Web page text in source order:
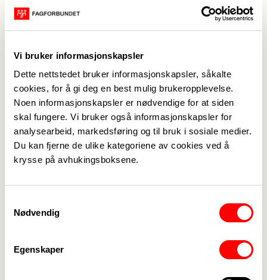
Vi bruker informasjonskapsler
Dette nettstedet bruker informasjonskapsler, såkalte
cookies, for å gi deg en best mulig brukeropplevelse.
Noen informasjonskapsler er nødvendige for at siden
skal fungere. Vi bruker også informasjonskapsler for
analysearbeid, markedsføring og til bruk i sosiale medier.
Du kan fjerne de ulike kategoriene av cookies ved å
krysse på avhukingsboksene.
Nødvendig
Egenskaper
Akuttundervisning
tilbyr helsefaglige kurs som
retter seg mot helsepersonell og studenter og
lærlinger innen helsefag. De er et fagmiljø
utvikler og holder digitale kurs i akuttmedisin og
andre viktige fagområder som palliasjon og
psykiatri, skreddersydd for klinisk hverdag.Med
en formidling som kombinerer faglig presisjon
med en engasjerende og lettbeint stil, løfter de
frem praktiske problemstillinger, kliniske
vurderinger og beslutningsstøtte du faktisk kan
bruke på vakt.
Hvordan bruke rabatten
Logg deg inn på«Medlemsfordeler» på «Min side»,
finner du rabattkoden din. Gå videre til
Akuttundervisning.no og finn kurset, medlemskap
handlekurven. Når du gjennomfører handelen får
du opp et felt hvor du kan skrive inn rabattkoden